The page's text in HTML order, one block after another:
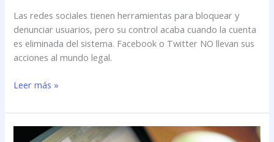
Las redes sociales tienen herramientas para bloquear y
denunciar usuarios, pero su control acaba cuando la cuenta
es eliminada del sistema. Facebook o Twitter NO llevan sus
acciones al mundo legal.
Leer más »
Google